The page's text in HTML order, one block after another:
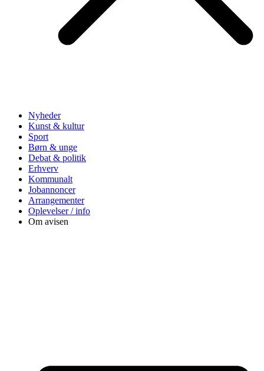
Nyheder
Kunst & kultur
Sport
Børn & unge
Debat & politik
Erhverv
Kommunalt
Jobannoncer
Arrangementer
Oplevelser / info
Om avisen